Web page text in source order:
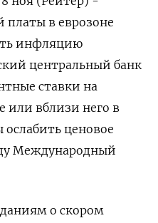
платы в еврозоне
инфляцию
центральный банк
ставки на
или вблизи него в
ослабить ценовое
Международный
о скором